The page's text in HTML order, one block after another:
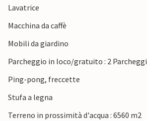
Lavatrice
Macchina da caffè
Mobili da giardino
Parcheggio in loco/gratuito : 2 Parcheggi
Ping-pong, freccette
Stufa a legna
Terreno in prossimità d'acqua : 6560 m2